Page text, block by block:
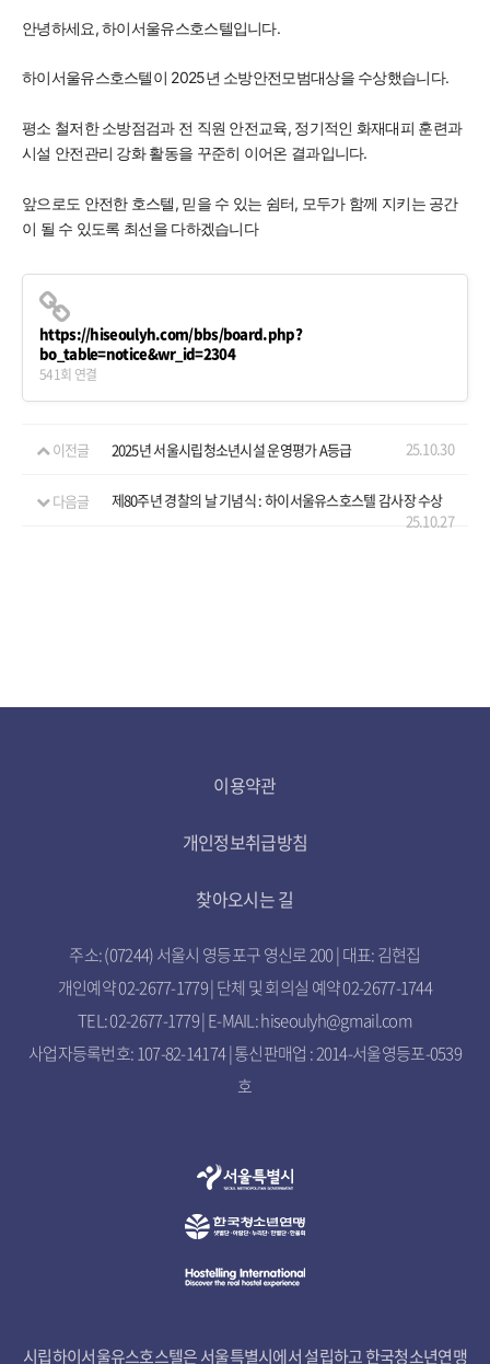
안녕하세요, 하이서울유스호스텔입니다.
하이서울유스호스텔이 2025년 소방안전모범대상을 수상했습니다.
평소 철저한 소방점검과 전 직원 안전교육, 정기적인 화재대피 훈련과
시설 안전관리 강화 활동을 꾸준히 이어온 결과입니다.
앞으로도 안전한 호스텔, 믿을 수 있는 쉼터, 모두가 함께 지키는 공간
이 될 수 있도록 최선을 다하겠습니다
https://hiseoulyh.com/bbs/board.php?
bo_table=notice&wr_id=2304
541회 연결
이전글 2025년 서울시립청소년시설 운영평가 A등급 25.10.30
다음글
제80주년 경찰의 날 기념식 : 하이서울유스호스텔 감사장 수상
25.10.27
이용약관
개인정보취급방침
찾아오시는 길
주소: (07244) 서울시 영등포구 영신로 200 | 대표: 김현집
개인예약 02-2677-1779 | 단체 및 회의실 예약 02-2677-1744
TEL: 02-2677-1779 | E-MAIL: hiseoulyh@gmail.com
사업자등록번호: 107-82-14174 | 통신판매업 : 2014-서울영등포-0539
호
시립하이서울유스호스텔은 서울특별시에서 설립하고 한국청소년연맹